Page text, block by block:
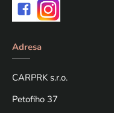
Adresa
CARPRK s.r.o.
Petofiho 37